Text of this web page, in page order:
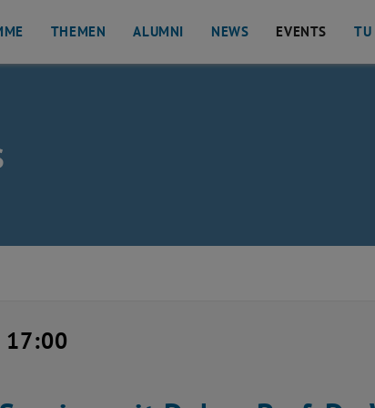
THEMEN ALUMNI NEWS EVENTS TU
17:00